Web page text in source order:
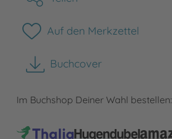
Auf den Merkzettel
Buchcover
herunterladen
Im Buchshop Deiner Wahl bestellen: